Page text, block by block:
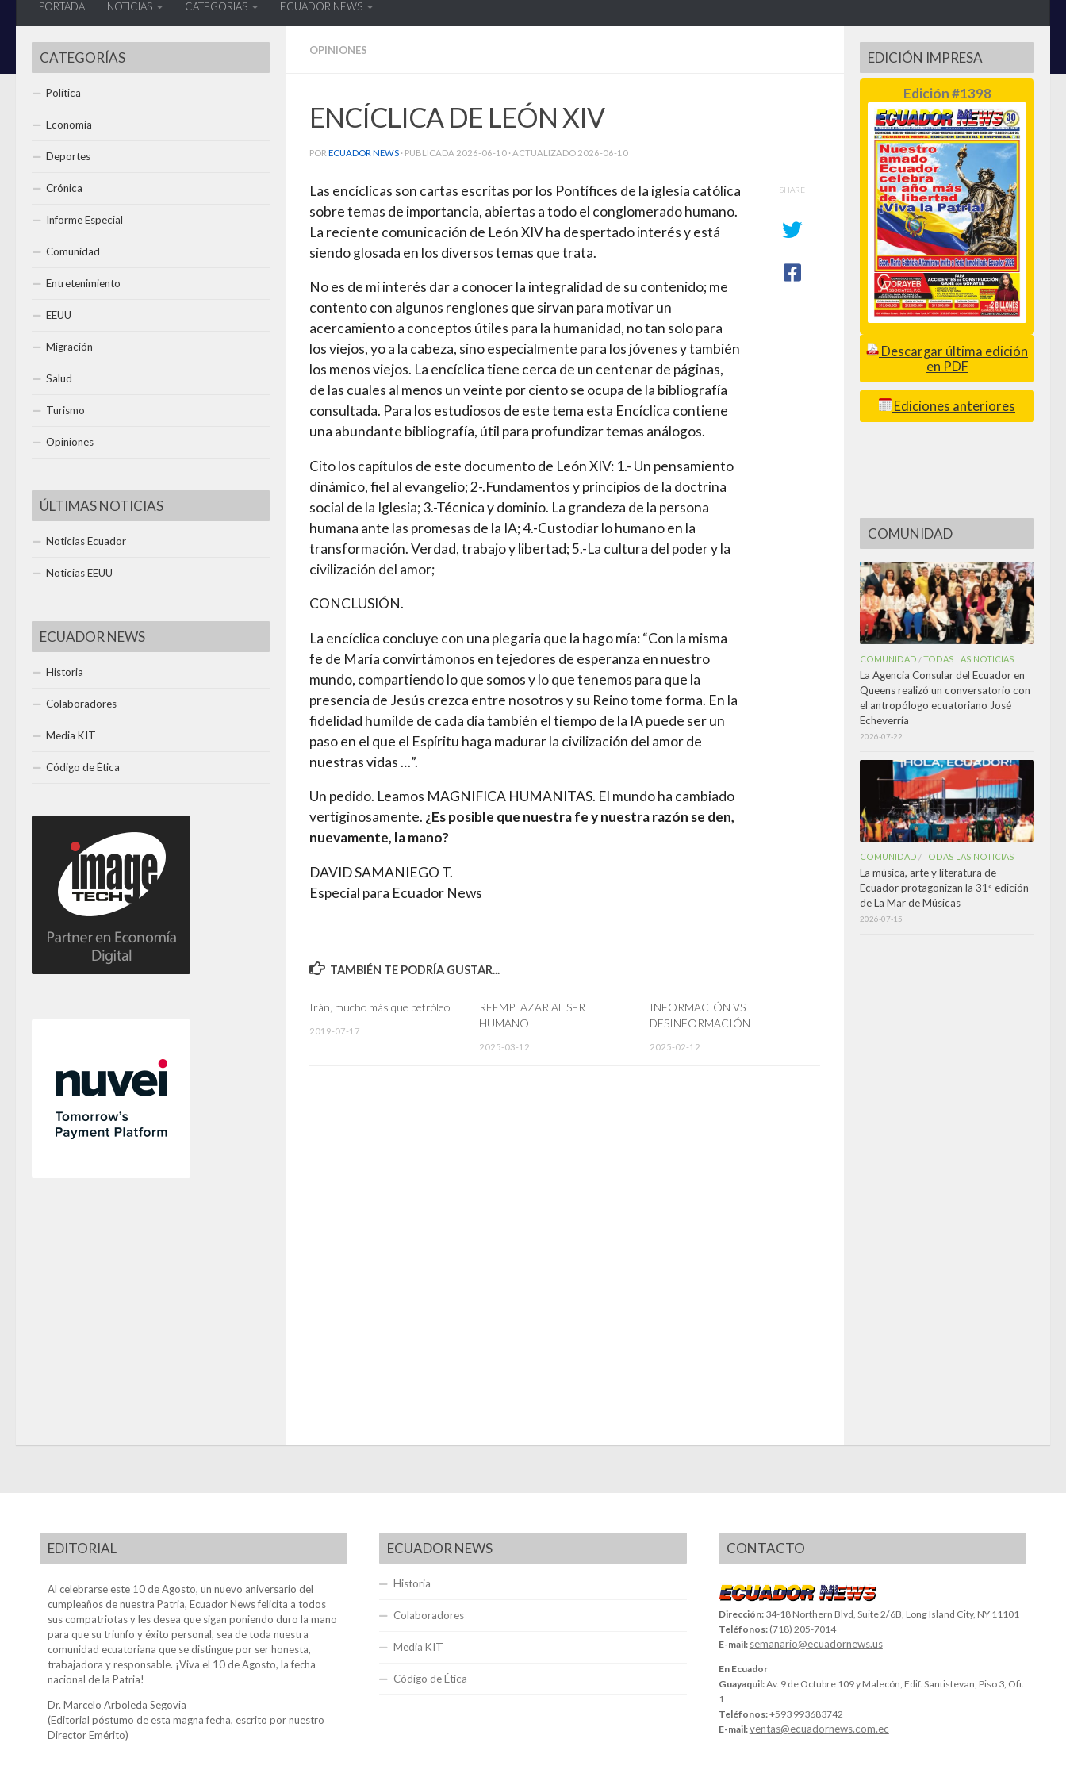
PORTADA NOTICIAS CATEGORIAS ECUADOR NEWS
OPINIONES
ENCÍCLICA DE LEÓN XIV
POR ECUADOR NEWS · PUBLICADA 2026-06-10 · ACTUALIZADO 2026-06-10
Las encíclicas son cartas escritas por los Pontífices de la iglesia católica
sobre temas de importancia, abiertas a todo el conglomerado humano.
La reciente comunicación de León XIV ha despertado interés y está
siendo glosada en los diversos temas que trata.
No es de mi interés dar a conocer la integralidad de su contenido; me
contento con algunos renglones que sirvan para motivar un
acercamiento a conceptos útiles para la humanidad, no tan solo para
los viejos, yo a la cabeza, sino especialmente para los jóvenes y también
los menos viejos. La encíclica tiene cerca de un centenar de páginas,
de las cuales al menos un veinte por ciento se ocupa de la bibliografía
consultada. Para los estudiosos de este tema esta Encíclica contiene
una abundante bibliografía, útil para profundizar temas análogos.
Cito los capítulos de este documento de León XIV: 1.- Un pensamiento
dinámico, fiel al evangelio; 2-.Fundamentos y principios de la doctrina
social de la Iglesia; 3.-Técnica y dominio. La grandeza de la persona
humana ante las promesas de la IA; 4.-Custodiar lo humano en la
transformación. Verdad, trabajo y libertad; 5.-La cultura del poder y la
civilización del amor;
CONCLUSIÓN.
La encíclica concluye con una plegaria que la hago mía: “Con la misma
fe de María convirtámonos en tejedores de esperanza en nuestro
mundo, compartiendo lo que somos y lo que tenemos para que la
presencia de Jesús crezca entre nosotros y su Reino tome forma. En la
fidelidad humilde de cada día también el tiempo de la IA puede ser un
paso en el que el Espíritu haga madurar la civilización del amor de
nuestras vidas …”.
Un pedido. Leamos MAGNIFICA HUMANITAS. El mundo ha cambiado
vertiginosamente. ¿Es posible que nuestra fe y nuestra razón se den,
nuevamente, la mano?
DAVID SAMANIEGO T.
Especial para Ecuador News
SHARE
TAMBIÉN TE PODRÍA GUSTAR...
Irán, mucho más que petróleo
2019-07-17
REEMPLAZAR AL SER
HUMANO
2025-03-12
INFORMACIÓN VS
DESINFORMACIÓN
2025-02-12
CATEGORÍAS
Política
Economía
Deportes
Crónica
Informe Especial
Comunidad
Entretenimiento
EEUU
Migración
Salud
Turismo
Opiniones
ÚLTIMAS NOTICIAS
Noticias Ecuador
Noticias EEUU
ECUADOR NEWS
Historia
Colaboradores
Media KIT
Código de Ética
EDICIÓN IMPRESA
Edición #1398
Descargar última edición
en PDF
Ediciones anteriores
COMUNIDAD
COMUNIDAD /TODAS LAS NOTICIAS
La Agencia Consular del Ecuador en
Queens realizó un conversatorio con
el antropólogo ecuatoriano José
Echeverría
2026-07-22
COMUNIDAD /TODAS LAS NOTICIAS
La música, arte y literatura de
Ecuador protagonizan la 31ª edición
de La Mar de Músicas
2026-07-15
EDITORIAL
Al celebrarse este 10 de Agosto, un nuevo aniversario del
cumpleaños de nuestra Patria, Ecuador News felicita a todos
sus compatriotas y les desea que sigan poniendo duro la mano
para que su triunfo y éxito personal, sea de toda nuestra
comunidad ecuatoriana que se distingue por ser honesta,
trabajadora y responsable. ¡Viva el 10 de Agosto, la fecha
nacional de la Patria!
Dr. Marcelo Arboleda Segovia
(Editorial póstumo de esta magna fecha, escrito por nuestro
Director Emérito)
ECUADOR NEWS
Historia
Colaboradores
Media KIT
Código de Ética
CONTACTO
Dirección: 34-18 Northern Blvd, Suite 2/6B, Long Island City, NY 11101
Teléfonos: (718) 205-7014
E-mail: semanario@ecuadornews.us
En Ecuador
Guayaquil:Av. 9 de Octubre 109 y Malecón, Edif. Santistevan, Piso 3, Ofi.
1
Teléfonos:+593 993683742
E-mail:ventas@ecuadornews.com.ec